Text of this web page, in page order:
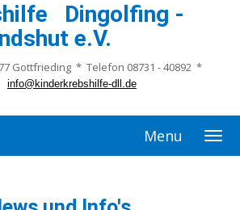
Dingolfing -
e.V.
Gottfrieding * Telefon 08731 - 40892 *
info@kinderkrebshilfe-dll.de
Menu